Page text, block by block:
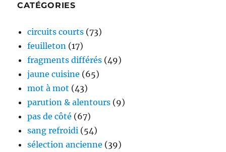
CATÉGORIES
circuits courts (73)
feuilleton (17)
fragments différés (49)
jaune cuisine (65)
mot à mot (43)
parution & alentours (9)
pas de côté (67)
sang refroidi (54)
sélection ancienne (39)